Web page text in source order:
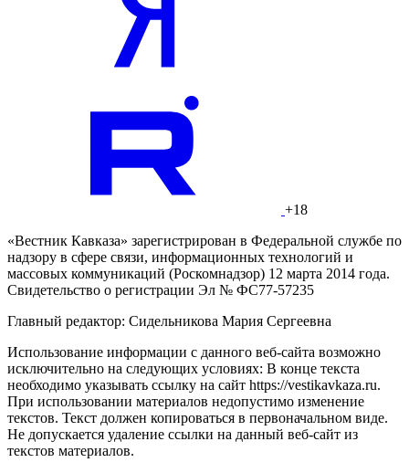
+18
«Вестник Кавказа» зарегистрирован в Федеральной службе по
надзору в сфере связи, информационных технологий и
массовых коммуникаций (Роскомнадзор) 12 марта 2014 года.
Свидетельство о регистрации Эл № ФС77-57235
Главный редактор: Сидельникова Мария Сергеевна
Использование информации с данного веб-сайта возможно
исключительно на следующих условиях: В конце текста
необходимо указывать ссылку на сайт https://vestikavkaza.ru.
При использовании материалов недопустимо изменение
текстов. Текст должен копироваться в первоначальном виде.
Не допускается удаление ссылки на данный веб-сайт из
текстов материалов.